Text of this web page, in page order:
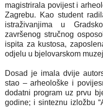
magistrirala povijest i
Zagrebu. Kao student
istraživanjima u
završenog stručnog
ispita za kustosa,
odjelu u bjelovarskom
Dosad je imala dvije
stao – arheološke i
dodatni program uz prvu
godine; i sinteznu izložbu